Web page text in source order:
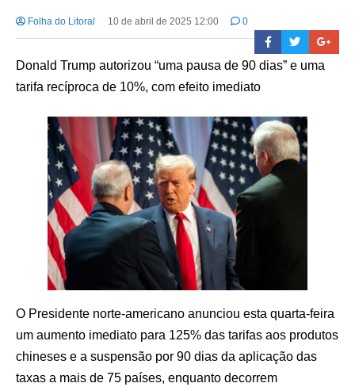
Folha do Litoral 10 de abril de 2025 12:00 0
Donald Trump autorizou “uma pausa de 90 dias” e uma
tarifa recíproca de 10%, com efeito imediato
O Presidente norte-americano anunciou esta quarta-feira
um aumento imediato para 125% das tarifas aos produtos
chineses e a suspensão por 90 dias da aplicação das
taxas a mais de 75 países, enquanto decorrem